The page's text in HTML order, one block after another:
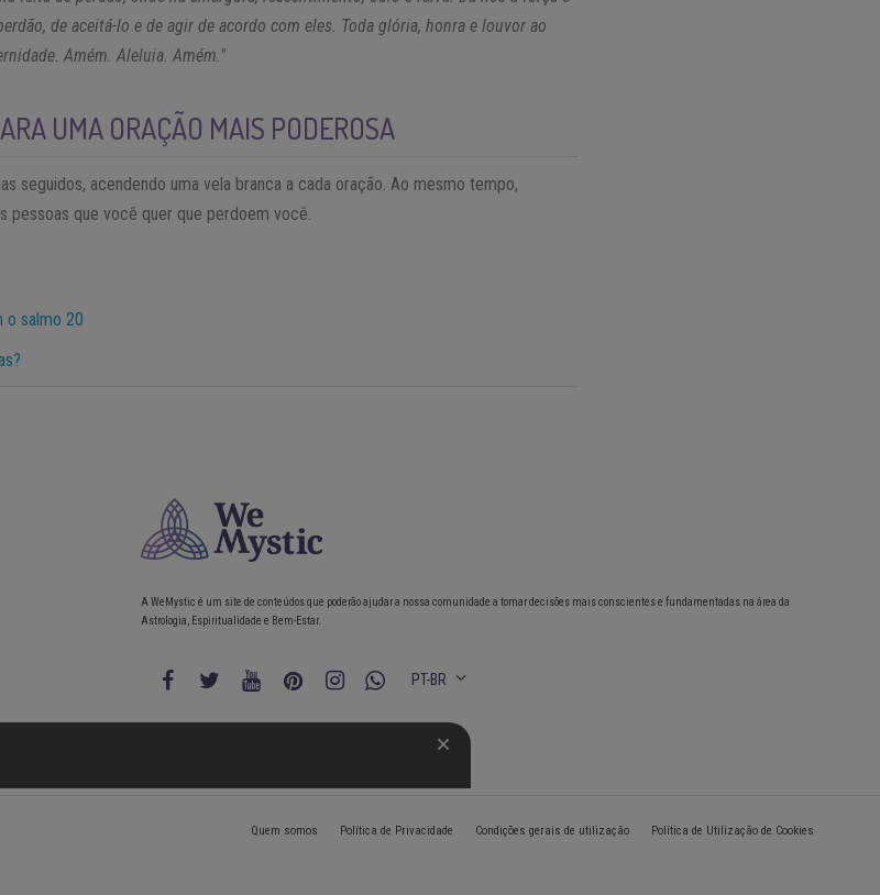
de aceitá-lo e de agir de acordo com eles. Toda glória, honra e louvor ao
Amém. Aleluia. Amém."
UMA ORAÇÃO MAIS PODEROSA
seguidos, acendendo uma vela branca a cada oração. Ao mesmo tempo,
pessoas que você quer que perdoem você.
o salmo 20
A WeMystic é um site de conteúdos que poderão ajudar a nossa comunidade a tomar decisões mais conscientes e fundamentadas na área da
Astrologia, Espiritualidade e Bem-Estar.
PT-BR
Quem somos Política de Privacidade Condições gerais de utilização Política de Utilização de Cookies